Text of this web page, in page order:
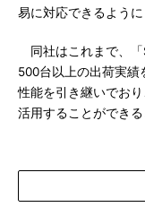
易に対応できるように
同社はこれまで、
500台以上の出荷実
性能を引き継いでお
活用することができる